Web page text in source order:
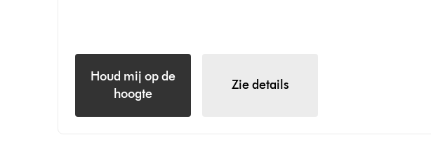
Houd mij op de
hoogte
Zie details